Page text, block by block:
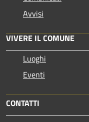
Avvisi
VIVERE IL COMUNE
Luoghi
Eventi
CONTATTI